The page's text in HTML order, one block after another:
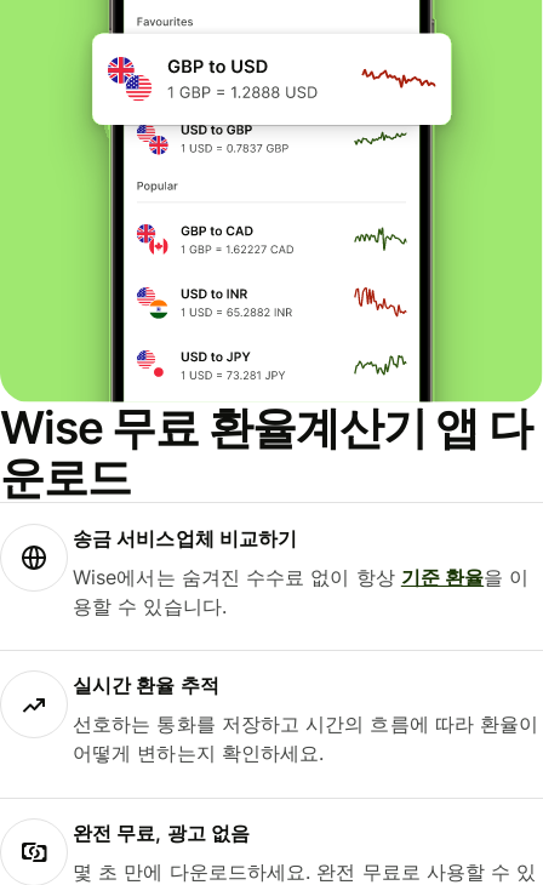
Wise 무료 환율계산기 앱 다
운로드
송금 서비스업체 비교하기
Wise에서는 숨겨진 수수료 없이 항상 기준 환율을 이
용할 수 있습니다.
실시간 환율 추적
선호하는 통화를 저장하고 시간의 흐름에 따라 환율이
어떻게 변하는지 확인하세요.
완전 무료, 광고 없음
몇 초 만에 다운로드하세요. 완전 무료로 사용할 수 있